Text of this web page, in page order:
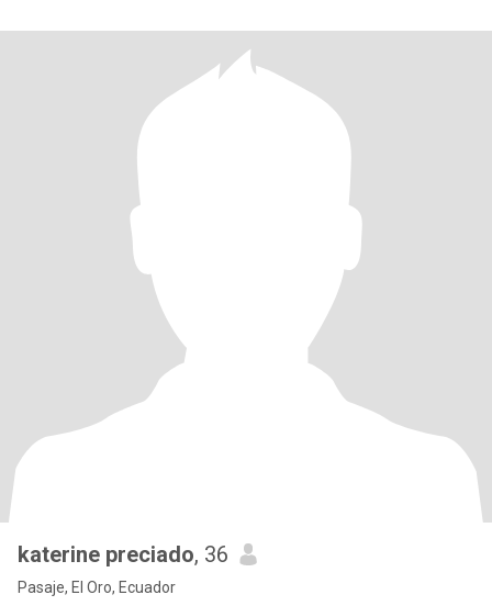
katerine preciado, 36
Pasaje, El Oro, Ecuador